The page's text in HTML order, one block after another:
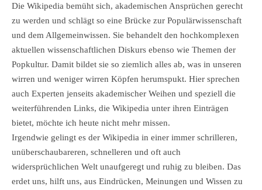
Die Wikipedia bemüht sich, akademischen Ansprüchen gerecht
zu werden und schlägt so eine Brücke zur Populärwissenschaft
und dem Allgemeinwissen. Sie behandelt den hochkomplexen
aktuellen wissenschaftlichen Diskurs ebenso wie Themen der
Popkultur. Damit bildet sie so ziemlich alles ab, was in unseren
wirren und weniger wirren Köpfen herumspukt. Hier sprechen
auch Experten jenseits akademischer Weihen und speziell die
weiterführenden Links, die Wikipedia unter ihren Einträgen
bietet, möchte ich heute nicht mehr missen.
Irgendwie gelingt es der Wikipedia in einer immer schrilleren,
unüberschaubareren, schnelleren und oft auch
widersprüchlichen Welt unaufgeregt und ruhig zu bleiben. Das
erdet uns, hilft uns, aus Eindrücken, Meinungen und Wissen zu